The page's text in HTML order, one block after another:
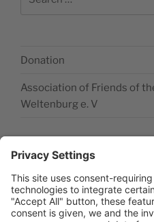
Donation
Association of Friends of
Weltenburg e. V
Legal disclosure
Accessibility Statement
Data privacy statement